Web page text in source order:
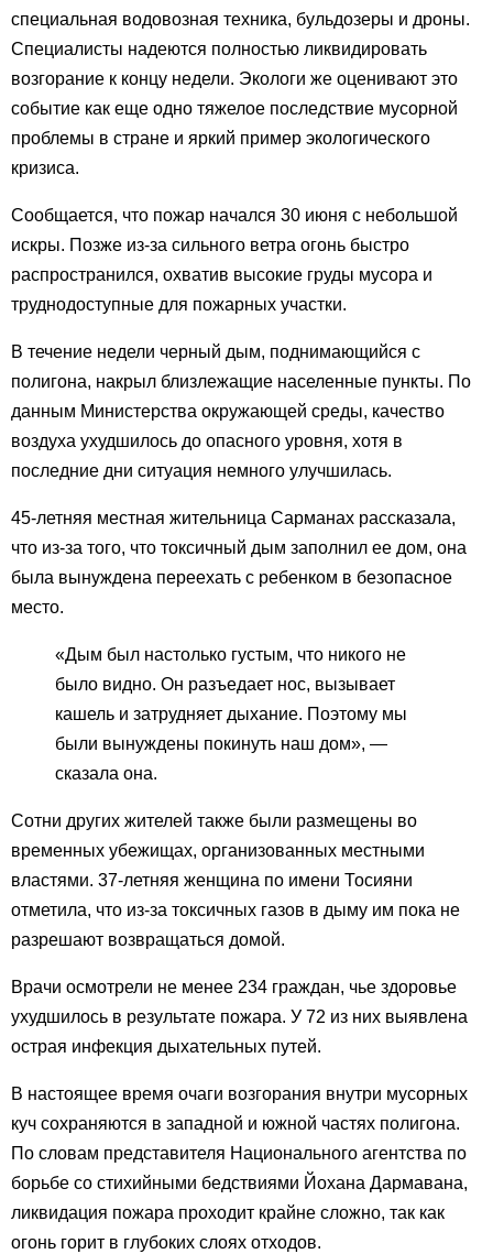
специальная водовозная техника, бульдозеры и дроны.
Специалисты надеются полностью ликвидировать
возгорание к концу недели. Экологи же оценивают это
событие как еще одно тяжелое последствие мусорной
проблемы в стране и яркий пример экологического
кризиса.
Сообщается, что пожар начался 30 июня с небольшой
искры. Позже из-за сильного ветра огонь быстро
распространился, охватив высокие груды мусора и
труднодоступные для пожарных участки.
В течение недели черный дым, поднимающийся с
полигона, накрыл близлежащие населенные пункты. По
данным Министерства окружающей среды, качество
воздуха ухудшилось до опасного уровня, хотя в
последние дни ситуация немного улучшилась.
45-летняя местная жительница Сарманах рассказала,
что из-за того, что токсичный дым заполнил ее дом, она
была вынуждена переехать с ребенком в безопасное
место.
«Дым был настолько густым, что никого не
было видно. Он разъедает нос, вызывает
кашель и затрудняет дыхание. Поэтому мы
были вынуждены покинуть наш дом», —
сказала она.
Сотни других жителей также были размещены во
временных убежищах, организованных местными
властями. 37-летняя женщина по имени Тосияни
отметила, что из-за токсичных газов в дыму им пока не
разрешают возвращаться домой.
Врачи осмотрели не менее 234 граждан, чье здоровье
ухудшилось в результате пожара. У 72 из них выявлена
острая инфекция дыхательных путей.
В настоящее время очаги возгорания внутри мусорных
куч сохраняются в западной и южной частях полигона.
По словам представителя Национального агентства по
борьбе со стихийными бедствиями Йохана Дармавана,
ликвидация пожара проходит крайне сложно, так как
огонь горит в глубоких слоях отходов.